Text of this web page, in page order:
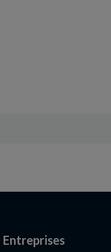
Entreprises